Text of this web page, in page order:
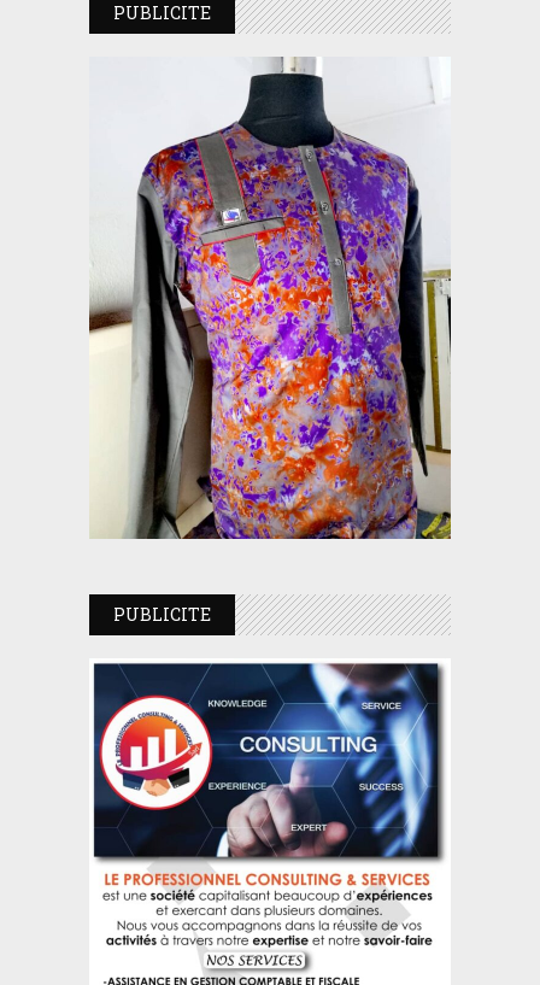
PUBLICITE
PUBLICITE